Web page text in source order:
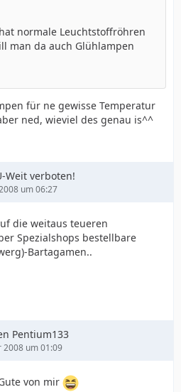
normale Leuchtstoffröhren
man da auch Glühlampen
für ne gewisse Temperatur
ned, wieviel des genau is^^
Weit verboten!
um 06:27
die weitaus teueren
Spezialshops bestellbare
Bartagamen..
Pentium133
2008 um 01:09
von mir